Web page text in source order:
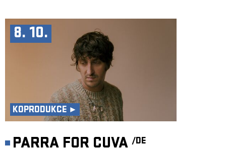
8. 10.
KOPRODUKCE ►
PARRA FOR CUVA /DE